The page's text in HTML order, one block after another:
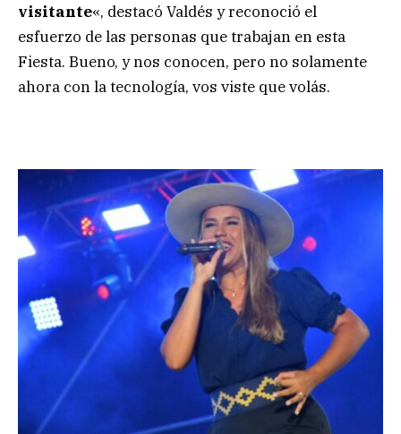
visitante«, destacó Valdés y reconoció el
esfuerzo de las personas que trabajan en esta
Fiesta. Bueno, y nos conocen, pero no solamente
ahora con la tecnología, vos viste que volás.